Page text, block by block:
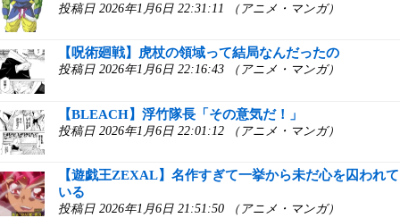
投稿日 2026年1月6日 22:31:11 （アニメ・マンガ）
【呪術廻戦】虎杖の領域って結局なんだったの
投稿日 2026年1月6日 22:16:43 （アニメ・マンガ）
【BLEACH】浮竹隊長「その意気だ！」
投稿日 2026年1月6日 22:01:12 （アニメ・マンガ）
【遊戯王ZEXAL】名作すぎて一挙から未だ心を囚われて
いる
投稿日 2026年1月6日 21:51:50 （アニメ・マンガ）